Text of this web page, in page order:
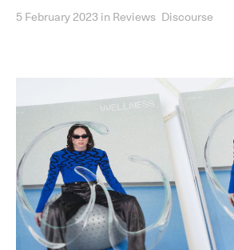
5 February 2023 in Reviews Discourse